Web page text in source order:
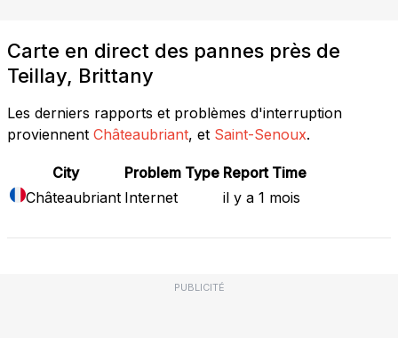
Carte en direct des pannes près de
Teillay, Brittany
Les derniers rapports et problèmes d'interruption
proviennent Châteaubriant, et Saint-Senoux.
City Problem Type Report Time
Châteaubriant Internet il y a 1 mois
PUBLICITÉ